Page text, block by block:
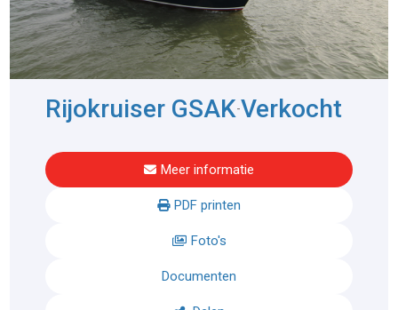
Rijokruiser GSAK-Verkocht
Meer informatie
PDF printen
Foto's
Documenten